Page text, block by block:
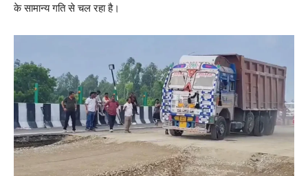
के सामान्य गति से चल रहा है।